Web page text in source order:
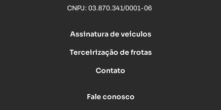
CNPJ: 03.870.341/0001-06
Assinatura de veículos
Terceirização de frotas
Contato
Fale conosco